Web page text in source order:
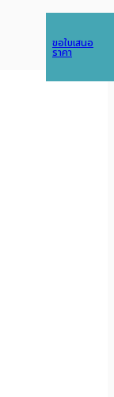
ขอใบเสนอ
ราคา